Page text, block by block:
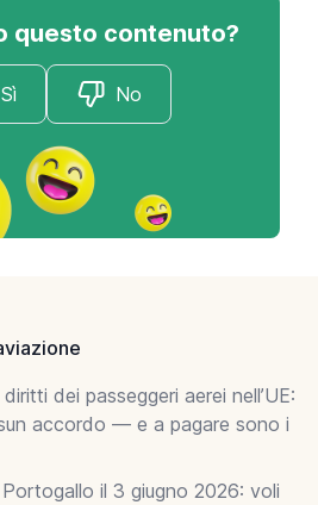
questo contenuto?
Sì No
dei passeggeri aerei nell’UE:
accordo — e a pagare sono i
il 3 giugno 2026: voli